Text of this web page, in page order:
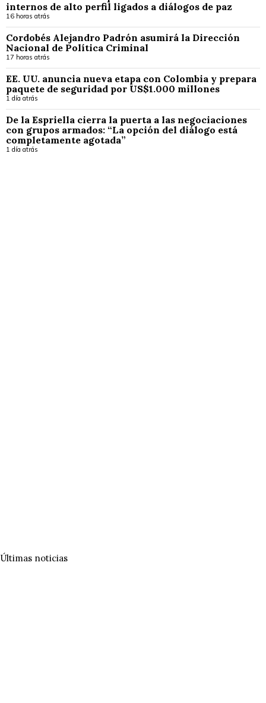
internos de alto perfil ligados a diálogos de paz
16 horas atrás
Cordobés Alejandro Padrón asumirá la Dirección
Nacional de Política Criminal
17 horas atrás
EE. UU. anuncia nueva etapa con Colombia y prepara
paquete de seguridad por US$1.000 millones
1 día atrás
De la Espriella cierra la puerta a las negociaciones
con grupos armados: “La opción del diálogo está
completamente agotada”
1 día atrás
Últimas noticias